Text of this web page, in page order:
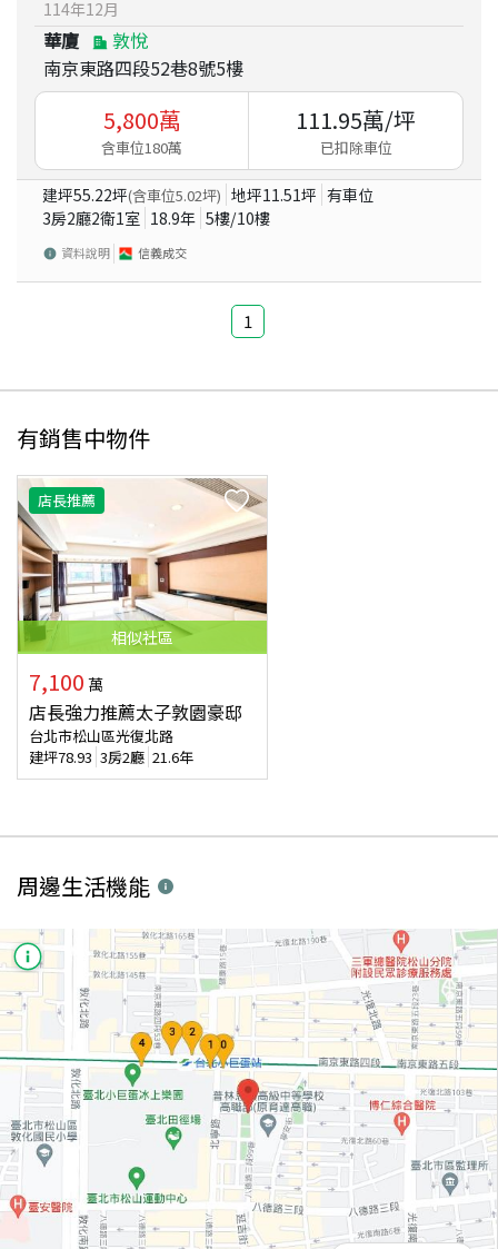
114年12月
華廈
敦悅
南京東路四段52巷8號5樓
5,800萬
含車位180萬
111.95萬/坪
已扣除車位
建坪55.22坪(含車位5.02坪) 地坪11.51坪 有車位
3房2廳2衛1室 18.9年 5樓/10樓
資料說明 信義成交
1
有銷售中物件
店長推薦
相似社區
7,100 萬
店長強力推薦太子敦園豪邸
台北市松山區光復北路
建坪78.93 3房2廳 21.6年
周邊生活機能